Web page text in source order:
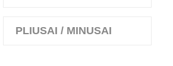
PLIUSAI / MINUSAI